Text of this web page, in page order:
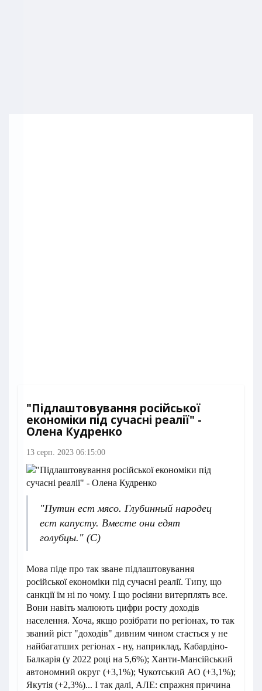
"Підлаштовування російської
економіки під сучасні реалії" -
Олена Кудренко
13 серп. 2023 06:15:00
"Путин ест мясо. Глубинный народец
ест капусту. Вместе они едят
голубцы." (С)
Мова піде про так зване підлаштовування
російської економіки під сучасні реалії. Типу, що
санкції їм ні по чому. І що росіяни витерплять все.
Вони навіть малюють цифри росту доходів
населення. Хоча, якщо розібрати по регіонах, то так
званий ріст "доходів" дивним чином стається у не
найбагатших регіонах - ну, наприклад, Кабардіно-
Балкарія (у 2022 році на 5,6%); Ханти-Мансійський
автономний округ (+3,1%); Чукотський АО (+3,1%);
Якутія (+2,3%)... І так далі, АЛЕ: спражня причина